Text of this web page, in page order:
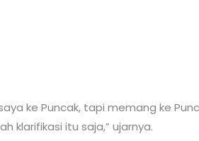
ke Puncak, tapi memang ke
klarifikasi itu saja,” ujarnya.